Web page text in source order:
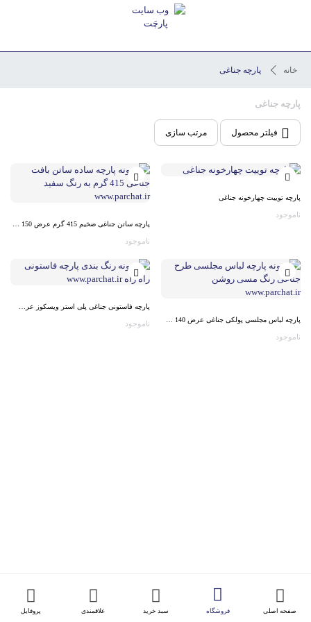
خانه پارچه جناغی
پارچه جناغی
فیلتر محصول مرتب سازی
پارچه توییت چهارخونه جناغی
ناموجود
ناموجود
ناموجود
ناموجود
صفحه اصلی فروشگاه سبد خرید علاقمندی پروفایل